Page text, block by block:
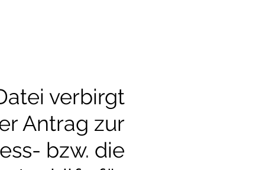
verbirgt
Antrag zur
bzw. die